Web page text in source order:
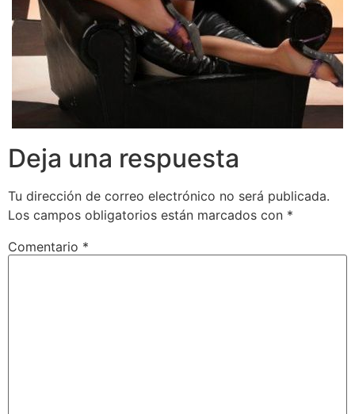
Deja una respuesta
Tu dirección de correo electrónico no será publicada.
Los campos obligatorios están marcados con *
Comentario *